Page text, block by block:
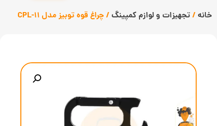
خانه /تجهیزات و لوازم کمپینگ / چراغ قوه توبیز مدل CPL-11